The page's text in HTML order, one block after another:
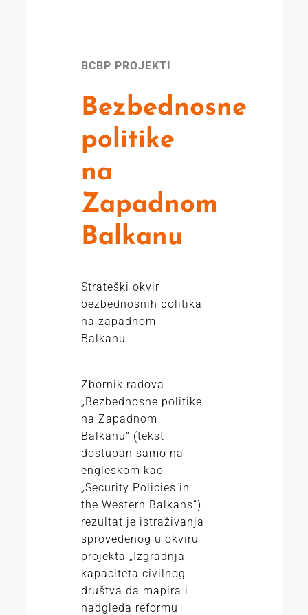
BCBP PROJEKTI
Bezbednosne
politike
na
Zapadnom
Balkanu
Strateški okvir
bezbednosnih politika
na zapadnom
Balkanu.
Zbornik radova
„Bezbednosne politike
na Zapadnom
Balkanu“ (tekst
dostupan samo na
engleskom kao
„Security Policies in
the Western Balkans“)
rezultat je istraživanja
sprovedenog u okviru
projekta „Izgradnja
kapaciteta civilnog
društva da mapira i
nadgleda reformu